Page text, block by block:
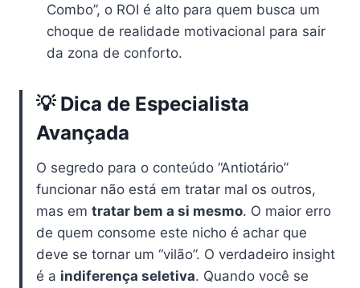
Combo”, o ROI é alto para quem busca um
choque de realidade motivacional para sair
da zona de conforto.
💡 Dica de Especialista
Avançada
O segredo para o conteúdo “Antiotário”
funcionar não está em tratar mal os outros,
mas em tratar bem a si mesmo. O maior erro
de quem consome este nicho é achar que
deve se tornar um “vilão”. O verdadeiro insight
é a indiferença seletiva. Quando você se